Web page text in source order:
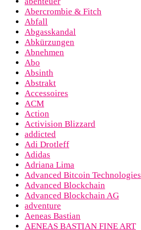
Abercrombie & Fitch
Abfall
Abgasskandal
Abkürzungen
Abnehmen
Abo
Absinth
Abstrakt
Accessoires
ACM
Action
Activision Blizzard
addicted
Adi Drotleff
Adidas
Adriana Lima
Advanced Bitcoin Technologies
Advanced Blockchain
Advanced Blockchain AG
adventure
Aeneas Bastian
AENEAS BASTIAN FINE ART